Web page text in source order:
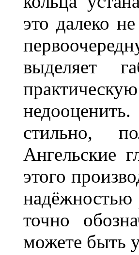
это далеко
выделяет
стильно,
Ангельские
этого
надёжностью
точно
можете быть